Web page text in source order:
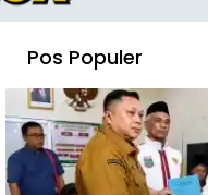
Pos Populer